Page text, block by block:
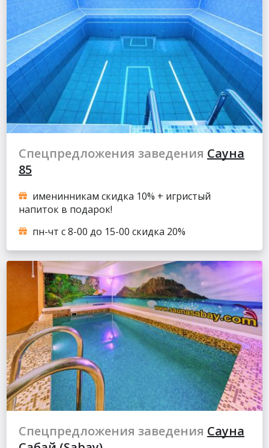
Спецпредложения заведения Сауна
85
именинникам скидка 10% + игристый
напиток в подарок!
пн-чт с 8-00 до 15-00 скидка 20%
Спецпредложения заведения Сауна